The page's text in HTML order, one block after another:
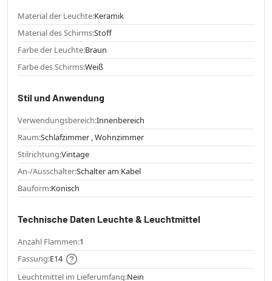
Material der Leuchte:Keramik
Material des Schirms:Stoff
Farbe der Leuchte:Braun
Farbe des Schirms:Weiß
Stil und Anwendung
Verwendungsbereich:Innenbereich
Raum:Schlafzimmer , Wohnzimmer
Stilrichtung:Vintage
An-/Ausschalter:Schalter am Kabel
Bauform:Konisch
Technische Daten Leuchte & Leuchtmittel
Anzahl Flammen:1
Fassung:E14
Leuchtmittel im Lieferumfang:Nein